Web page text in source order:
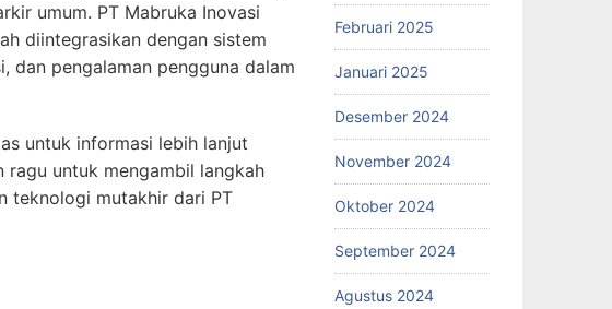
umum. PT Mabruka Inovasi
diintegrasikan dengan sistem
dan pengalaman pengguna dalam
untuk informasi lebih lanjut
ragu untuk mengambil langkah
teknologi mutakhir dari PT
Februari 2025
Januari 2025
Desember 2024
November 2024
Oktober 2024
September 2024
Agustus 2024